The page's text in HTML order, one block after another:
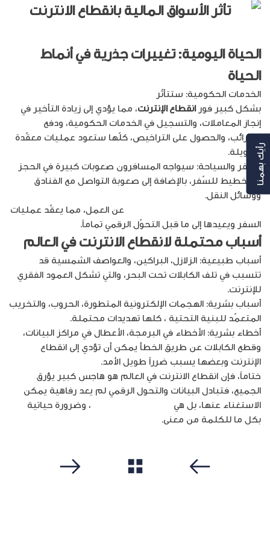
الحياة اليومية: تغييرات جذرية في أنماط
الحياة
الخدمات الحكومية: ستتأثّر
بشكل كبير فورانقطاع الإنترنت، مما يؤدي إلى زيادة التأخير في
إنجاز المعاملات، والتسجيل في الخدمات الحكومية، ودفع
الضرائب، والحصول على التراخيص، كلّها ستعود عمليات معقّدة
وطويلة.
السفر والسياحة: سيواجه المسافرون صعوبات كبيرة في الحجز
والتخطيط للسّفر، بالإضافة إلى صعوبة التواصل مع الفنادق
ووسائل النقل.
عن العمل، مما يعقّد عمليات
السفر ويعيدها إلى ما قبل التحوّل الرقمي تماماً.
أسباب محتملةلانقطاع الانترنت في العالم
أسباب طبيعية: الزلازل، البراكين، والعواصف الشمسية قد
تتسبب في تلف الكابلات تحت البحر، والتي تشكل العمود الفقري
للإنترنت.
أسباب بشرية: الهجمات الإلكترونية المتطورة، الحروب، والتخريب
المتعمّد للبنية التحتية ، كلها تهديدات محتملة.
أخطاء بشرية: الأخطاء في البرمجة، الأعطال في مراكز البيانات،
وقطع الكابلات عن طريق الخطأ يمكن أن تؤدي إلى انقطاع
الإنترنت وبعضها يسبب ضرراً طويل الأمد.
ختاماً، فإن انقطاع الانترنت في العالم هو هاجس كبير يؤرق
الجميع، فتبادل البيانات والتحول الرقمي لم يعد رفاهية يمكن
الاستغناء عنها، بل هي
، وضرورة حياتية
بكل ما للكلمة من معنى.
رأيك بهمنا